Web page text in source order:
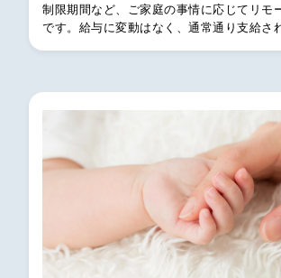
制限期間など、ご家庭の事情に応じてリモ
です。給与に変動はなく、通常通り支給さ